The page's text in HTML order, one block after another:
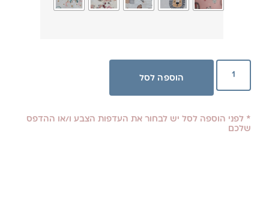
הוספה לסל
* לפני הוספה לסל יש לבחור את העדפות הצבע ו/או ההדפס
שלכם